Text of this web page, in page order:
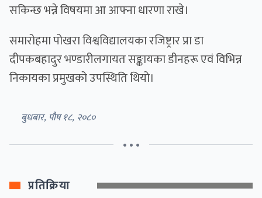
सकिन्छ भन्ने विषयमा आ आफ्ना धारणा राखे।
समारोहमा पोखरा विश्वविद्यालयका रजिष्ट्रार प्रा डा
दीपकबहादुर भण्डारीलगायत सङ्कायका डीनहरू एवं विभिन्न
निकायका प्रमुखको उपस्थिति थियो।
बुधबार, पौष १८, २०८०
• • •
प्रतिक्रिया